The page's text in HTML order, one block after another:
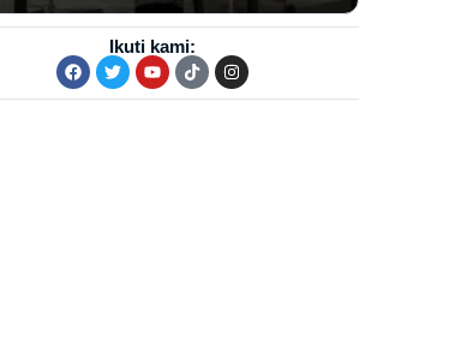
Ikuti kami: